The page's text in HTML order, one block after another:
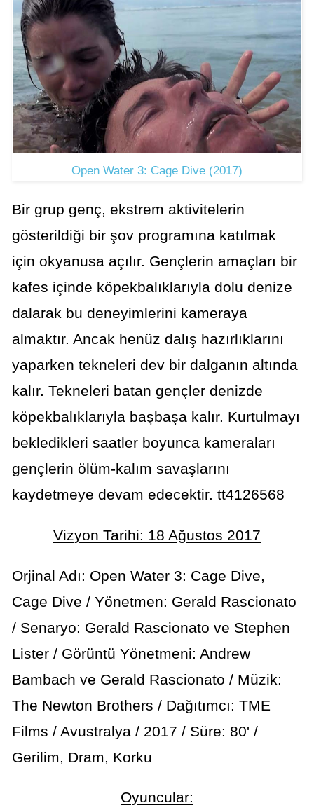
Open Water 3: Cage Dive (2017)
Bir grup genç, ekstrem aktivitelerin
gösterildiği bir şov programına katılmak
için okyanusa açılır. Gençlerin amaçları bir
kafes içinde köpekbalıklarıyla dolu denize
dalarak bu deneyimlerini kameraya
almaktır. Ancak henüz dalış hazırlıklarını
yaparken tekneleri dev bir dalganın altında
kalır. Tekneleri batan gençler denizde
köpekbalıklarıyla başbaşa kalır. Kurtulmayı
bekledikleri saatler boyunca kameraları
gençlerin ölüm-kalım savaşlarını
kaydetmeye devam edecektir. tt4126568
Vizyon Tarihi: 18 Ağustos 2017
Orjinal Adı: Open Water 3: Cage Dive,
Cage Dive / Yönetmen: Gerald Rascionato
/ Senaryo: Gerald Rascionato ve Stephen
Lister / Görüntü Yönetmeni: Andrew
Bambach ve Gerald Rascionato / Müzik:
The Newton Brothers / Dağıtımcı: TME
Films / Avustralya / 2017 / Süre: 80' /
Gerilim, Dram, Korku
Oyuncular: